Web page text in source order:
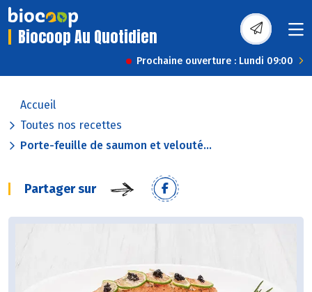
Biocoop Au Quotidien
Prochaine ouverture : Lundi 09:00
Accueil
Toutes nos recettes
Porte-feuille de saumon et velouté...
Partager sur